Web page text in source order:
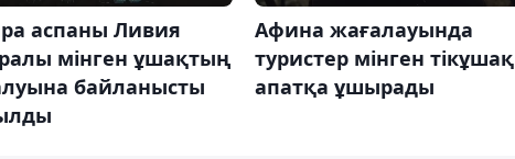
аспаны Ливия
мінген ұшақтың
байланысты
Афина жағалауында
туристер мінген тікұшақ
апатқа ұшырады